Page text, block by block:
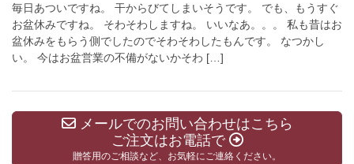
毎日あついですね。 干からびてしまいそうです。 でも、もうすぐ
お盆休みですね。 そわそわしますね。 いいなあ。。。 私も昔はお
盆休みをもらう側でしたのでそわそわしたもんです。 なつかし
い。 今はお盆営業の不備がないかそわ […]
メールでのお問い合わせはこちら
ご注文はお電話で
贈答用のご相談など、お気軽にご連絡ください。